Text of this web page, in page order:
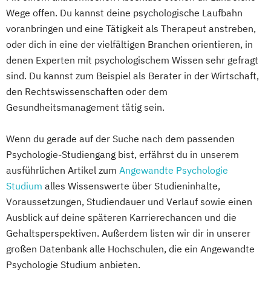
Wege offen. Du kannst deine psychologische Laufbahn
voranbringen und eine Tätigkeit als Therapeut anstreben,
oder dich in eine der vielfältigen Branchen orientieren, in
denen Experten mit psychologischem Wissen sehr gefragt
sind. Du kannst zum Beispiel als Berater in der Wirtschaft,
den Rechtswissenschaften oder dem
Gesundheitsmanagement tätig sein.
Wenn du gerade auf der Suche nach dem passenden
Psychologie-Studiengang bist, erfährst du in unserem
ausführlichen Artikel zum Angewandte Psychologie
Studium alles Wissenswerte über Studieninhalte,
Voraussetzungen, Studiendauer und Verlauf sowie einen
Ausblick auf deine späteren Karrierechancen und die
Gehaltsperspektiven. Außerdem listen wir dir in unserer
großen Datenbank alle Hochschulen, die ein Angewandte
Psychologie Studium anbieten.